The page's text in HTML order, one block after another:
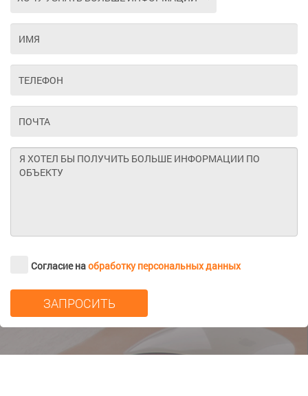
Согласие наобработку персональных данных